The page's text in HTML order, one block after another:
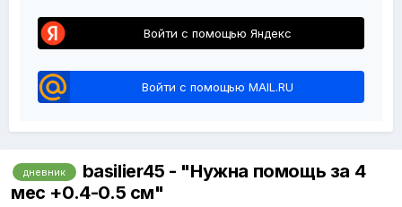
Войти с помощью Яндекс
Войти с помощью MAIL.RU
дневник
basilier45 - "Нужна помощь за 4
мес +0.4-0.5 см"